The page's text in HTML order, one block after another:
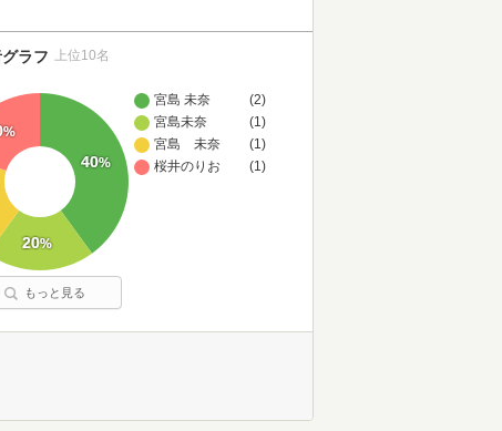
宮島 未奈
(2)
宮島未奈
(1)
宮島 未奈
(1)
桜井のりお
(1)
40%
20%
%
ラフ 上位10名
もっと見る